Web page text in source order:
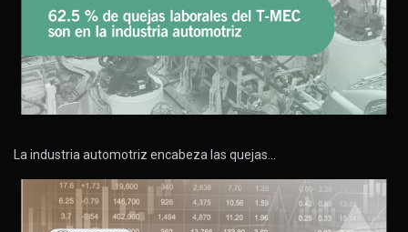
La industria automotriz encabeza las quejas…